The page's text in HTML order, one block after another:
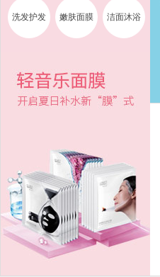
洗发护发 嫩肤面膜 洁面沐浴